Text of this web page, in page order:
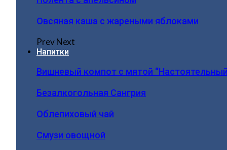
Овсяная каша с жареными яблоками
PrevNext
Напитки
Вишневый компот с мятой
Безалкогольная Сангрия
Облепиховый чай
Смузи овощной